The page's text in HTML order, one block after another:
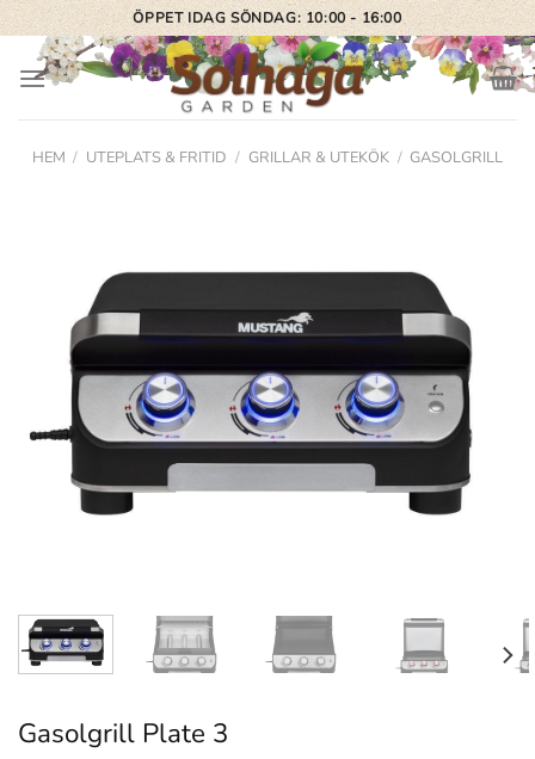
Skip
to
content
ÖPPET IDAG SÖNDAG: 10:00 - 16:00
HEM / UTEPLATS & FRITID / GRILLAR & UTEKÖK / GASOLGRILL
Gasolgrill Plate 3